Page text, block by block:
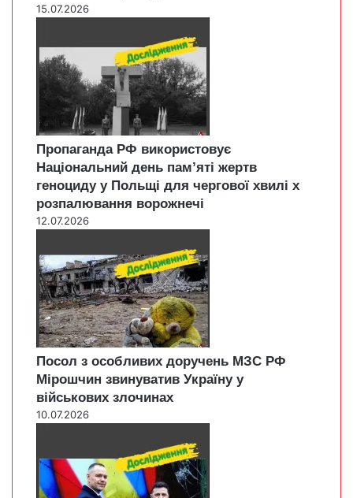
15.07.2026
Пропаганда РФ використовує
Національний день пам’яті жертв
геноциду у Польщі для чергової хвилі х
розпалювання ворожнечі
12.07.2026
Посол з особливих доручень МЗС РФ
Мірошчин звинуватив Україну у
військових злочинах
10.07.2026